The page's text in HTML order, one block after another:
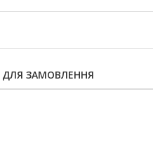
ДЛЯ ЗАМОВЛЕННЯ